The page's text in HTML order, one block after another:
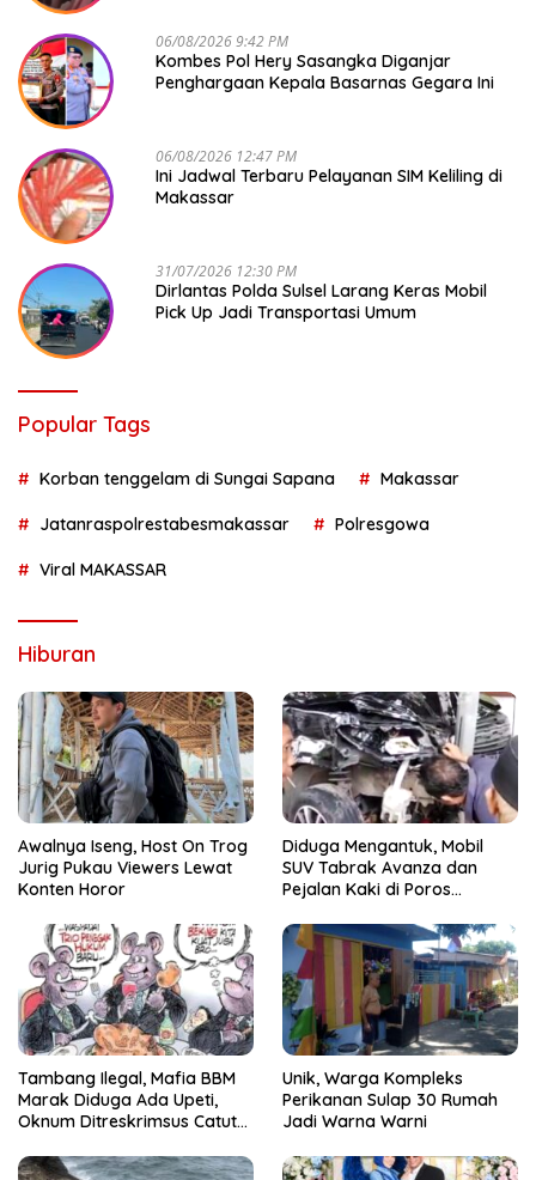
06/08/2026 9:42 PM
Kombes Pol Hery Sasangka Diganjar
Penghargaan Kepala Basarnas Gegara Ini
06/08/2026 12:47 PM
Ini Jadwal Terbaru Pelayanan SIM Keliling di
Makassar
31/07/2026 12:30 PM
Dirlantas Polda Sulsel Larang Keras Mobil
Pick Up Jadi Transportasi Umum
Popular Tags
Korban tenggelam di Sungai Sapana Makassar
Jatanraspolrestabesmakassar Polresgowa
Viral MAKASSAR
Hiburan
Awalnya Iseng, Host On Trog
Jurig Pukau Viewers Lewat
Konten Horor
Diduga Mengantuk, Mobil
SUV Tabrak Avanza dan
Pejalan Kaki di Poros
Tambang Ilegal, Mafia BBM
Marak Diduga Ada Upeti,
Oknum Ditreskrimsus Catut
Unik, Warga Kompleks
Perikanan Sulap 30 Rumah
Jadi Warna Warni